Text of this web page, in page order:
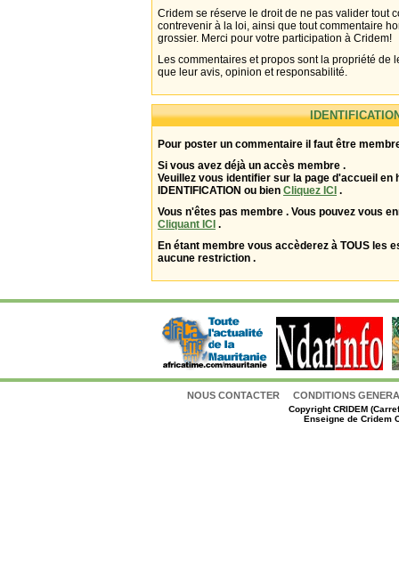
Cridem se réserve le droit de ne pas valider tout
contrevenir à la loi, ainsi que tout commentaire
grossier. Merci pour votre participation à Cridem!
Les commentaires et propos sont la propriété de
que leur avis, opinion et responsabilité.
Pour poster un commentaire il faut être
Si vous avez déjà un accès membre .
Veuillez vous identifier sur la page d'accueil en
IDENTIFICATION ou bien Cliquez ICI .
Vous n'êtes pas membre . Vous pouvez vous
Cliquant ICI .
En étant membre vous accèderez à TOUS les
aucune restriction .
NOUS CONTACTER CONDITIONS
CopyrightCRIDEM
Enseigne de Cridem